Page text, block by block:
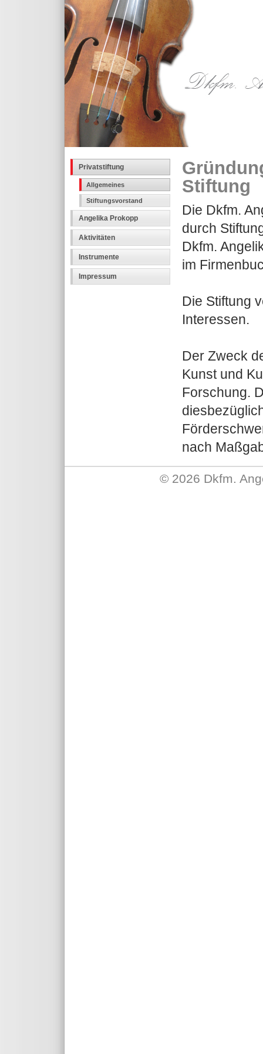
Privatstiftung
Allgemeines
Stiftungsvorstand
Angelika Prokopp
Aktivitäten
Instrumente
Impressum
Stiftung
Die Dkfm.
durch
Dkfm.
im
Die Stiftung
Interessen.
Der Zweck
Kunst und
Forschung.
nach
© 2026 Dkfm.